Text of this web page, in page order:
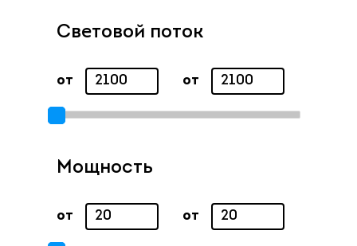
Световой поток
от от
Мощность
от от